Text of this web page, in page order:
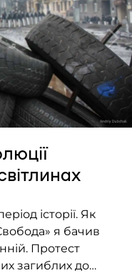
історії. Як
я бачив
Протест
загиблих до